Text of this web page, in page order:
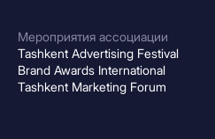
Мероприятия ассоциации
Tashkent Advertising Festival
Brand Awards International
Tashkent Marketing Forum